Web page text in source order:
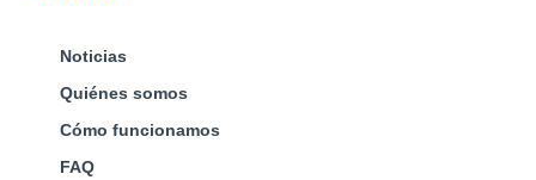
Noticias
Quiénes somos
Cómo funcionamos
FAQ